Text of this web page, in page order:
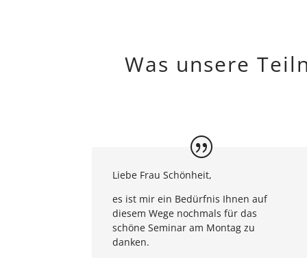
Was unsere
Liebe Frau Schönheit,
es ist mir ein Bedürfnis Ihnen auf
diesem Wege nochmals für das
schöne Seminar am Montag zu
danken.